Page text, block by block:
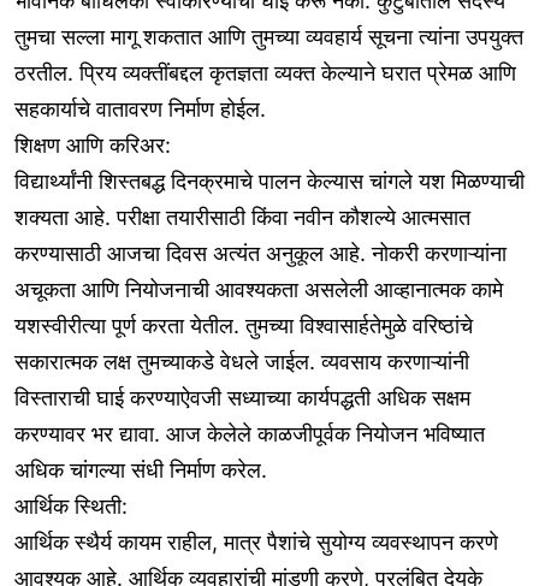
तुमचा सल्ला मागू शकतात आणि तुमच्या व्यवहार्य सूचना त्यांना उपयुक्त
ठरतील. प्रिय व्यक्तींबद्दल कृतज्ञता व्यक्त केल्याने घरात प्रेमळ आणि
सहकार्याचे वातावरण निर्माण होईल.
शिक्षण आणि करिअर:
विद्यार्थ्यांनी शिस्तबद्ध दिनक्रमाचे पालन केल्यास चांगले यश मिळण्याची
शक्यता आहे. परीक्षा तयारीसाठी किंवा नवीन कौशल्ये आत्मसात
करण्यासाठी आजचा दिवस अत्यंत अनुकूल आहे. नोकरी करणाऱ्यांना
अचूकता आणि नियोजनाची आवश्यकता असलेली आव्हानात्मक कामे
यशस्वीरीत्या पूर्ण करता येतील. तुमच्या विश्वासार्हतेमुळे वरिष्ठांचे
सकारात्मक लक्ष तुमच्याकडे वेधले जाईल. व्यवसाय करणाऱ्यांनी
विस्ताराची घाई करण्याऐवजी सध्याच्या कार्यपद्धती अधिक सक्षम
करण्यावर भर द्यावा. आज केलेले काळजीपूर्वक नियोजन भविष्यात
अधिक चांगल्या संधी निर्माण करेल.
आर्थिक स्थिती:
आर्थिक स्थैर्य कायम राहील, मात्र पैशांचे सुयोग्य व्यवस्थापन करणे
आवश्यक आहे. आर्थिक व्यवहारांची मांडणी करणे, प्रलंबित देयके